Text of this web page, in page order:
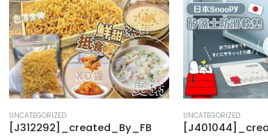
UNCATEGORIZED
[J312292]_created_By_FB
UNCATEGORIZED